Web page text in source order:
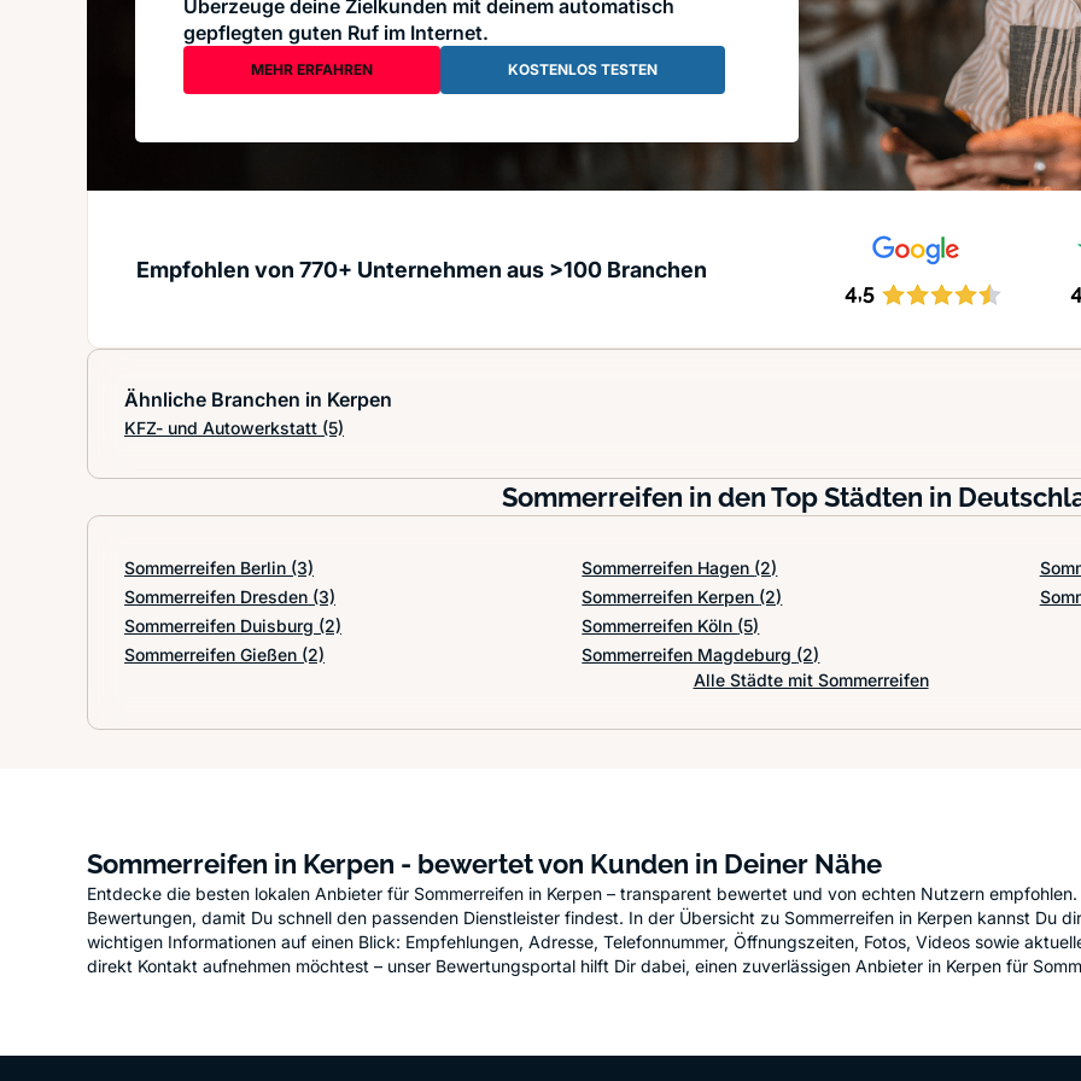
Überzeuge deine Zielkunden mit deinem automatisch
gepflegten guten Ruf im Internet.
MEHR ERFAHREN KOSTENLOS TESTEN
Empfohlen von 770+ Unternehmen aus >100 Branchen
Ähnliche Branchen in Kerpen
KFZ- und Autowerkstatt (5)
Sommerreifen in den Top Städten in
Sommerreifen Berlin (3)
Sommerreifen Dresden (3)
Sommerreifen Duisburg (2)
Sommerreifen Gießen (2)
Sommerreifen Hagen (2)
Sommerreifen Kerpen (2)
Sommerreifen Köln (5)
Sommerreifen Magdeburg (2)
Alle Städte mit Sommerreifen
Sommerreifen in Kerpen - bewertet von Kunden in Deiner Nähe
Entdecke die besten lokalen Anbieter für Sommerreifen in Kerpen – transparent bewertet und von echten Nutzern
Bewertungen, damit Du schnell den passenden Dienstleister findest. In der Übersicht zu Sommerreifen in Kerpen kannst Du
wichtigen Informationen auf einen Blick: Empfehlungen, Adresse, Telefonnummer, Öffnungszeiten, Fotos, Videos sowie
direkt Kontakt aufnehmen möchtest – unser Bewertungsportal hilft Dir dabei, einen zuverlässigen Anbieter in Kerpen für